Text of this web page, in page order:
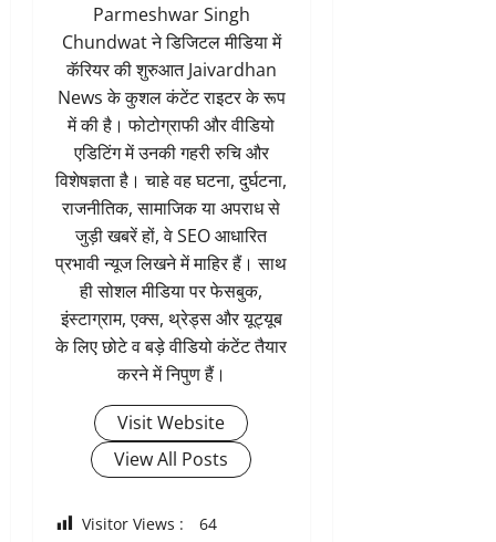
Parmeshwar Singh
Chundwat ने डिजिटल मीडिया में
कॅरियर की शुरुआत Jaivardhan
News के कुशल कंटेंट राइटर के रूप
में की है। फोटोग्राफी और वीडियो
एडिटिंग में उनकी गहरी रुचि और
विशेषज्ञता है। चाहे वह घटना, दुर्घटना,
राजनीतिक, सामाजिक या अपराध से
जुड़ी खबरें हों, वे SEO आधारित
प्रभावी न्यूज लिखने में माहिर हैं। साथ
ही सोशल मीडिया पर फेसबुक,
इंस्टाग्राम, एक्स, थ्रेड्स और यूट्यूब
के लिए छोटे व बड़े वीडियो कंटेंट तैयार
करने में निपुण हैं।
Visit Website
View All Posts
Visitor Views : 64